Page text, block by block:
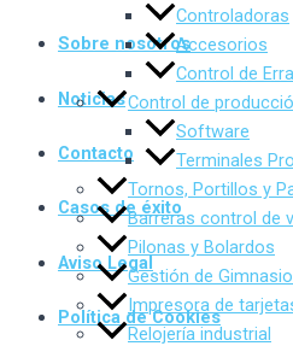
Controladoras
Accesorios
Control de
Control de
Software
Terminales
Tornos, Portillos y
Barreras control de
Pilonas y Bolardos
Gestión de
Impresora de
Relojería industrial
Sobre nosotros
Noticias
Contacto
Casos de éxito
Aviso Legal
Política de Cookies